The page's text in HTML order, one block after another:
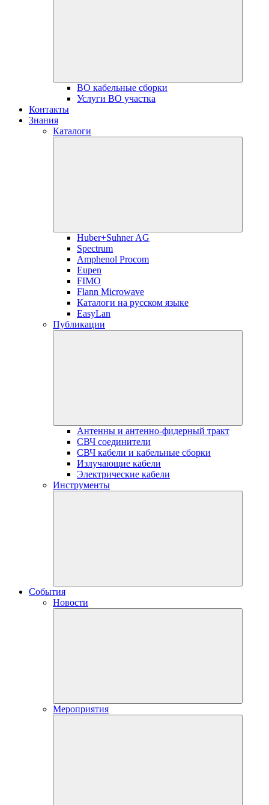
ВО кабельные сборки
Услуги ВО участка
Контакты
Знания
Каталоги
Huber+Suhner AG
Spectrum
Amphenol Procom
Eupen
FIMO
Flann Microwave
Каталоги на русском языке
EasyLan
Публикации
Антенны и антенно-фидерный тракт
СВЧ соединители
СВЧ кабели и кабельные сборки
Излучающие кабели
Электрические кабели
Инструменты
События
Новости
Мероприятия